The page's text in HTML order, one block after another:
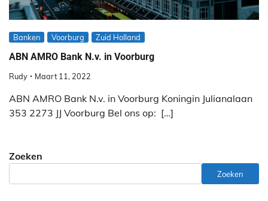
Banken Voorburg Zuid Holland
ABN AMRO Bank N.v. in Voorburg
Rudy Maart 11, 2022
ABN AMRO Bank N.v. in Voorburg Koningin Julianalaan
353 2273 JJ Voorburg Bel ons op: […]
Zoeken
Zoeken